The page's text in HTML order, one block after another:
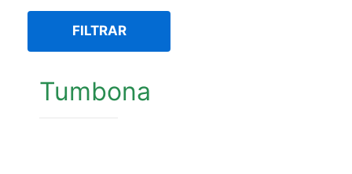
FILTRAR
Tumbona